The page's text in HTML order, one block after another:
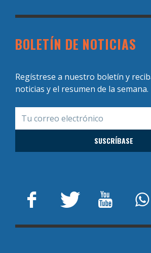
BOLETÍN DE NOTICIAS
Regístrese a nuestro boletín y
noticias y el resumen de la semana.